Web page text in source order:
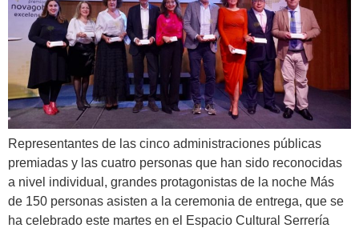
Representantes de las cinco administraciones públicas
premiadas y las cuatro personas que han sido reconocidas
a nivel individual, grandes protagonistas de la noche Más
de 150 personas asisten a la ceremonia de entrega, que se
ha celebrado este martes en el Espacio Cultural Serrería